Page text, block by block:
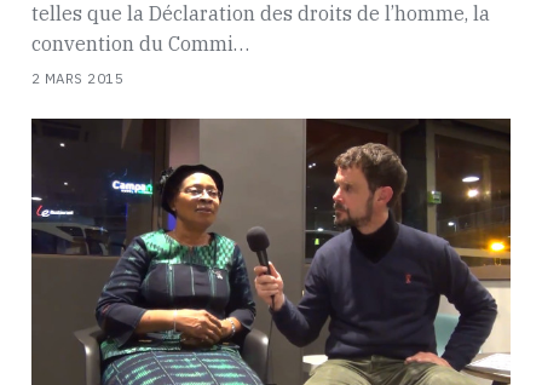
telles que la Déclaration des droits de l’homme, la
convention du Commi…
2 MARS 2015